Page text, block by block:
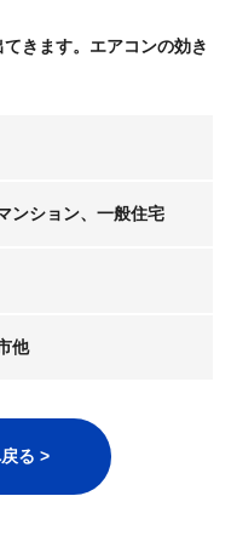
きます。エアコンの効き
ンション、一般住宅
他
る >